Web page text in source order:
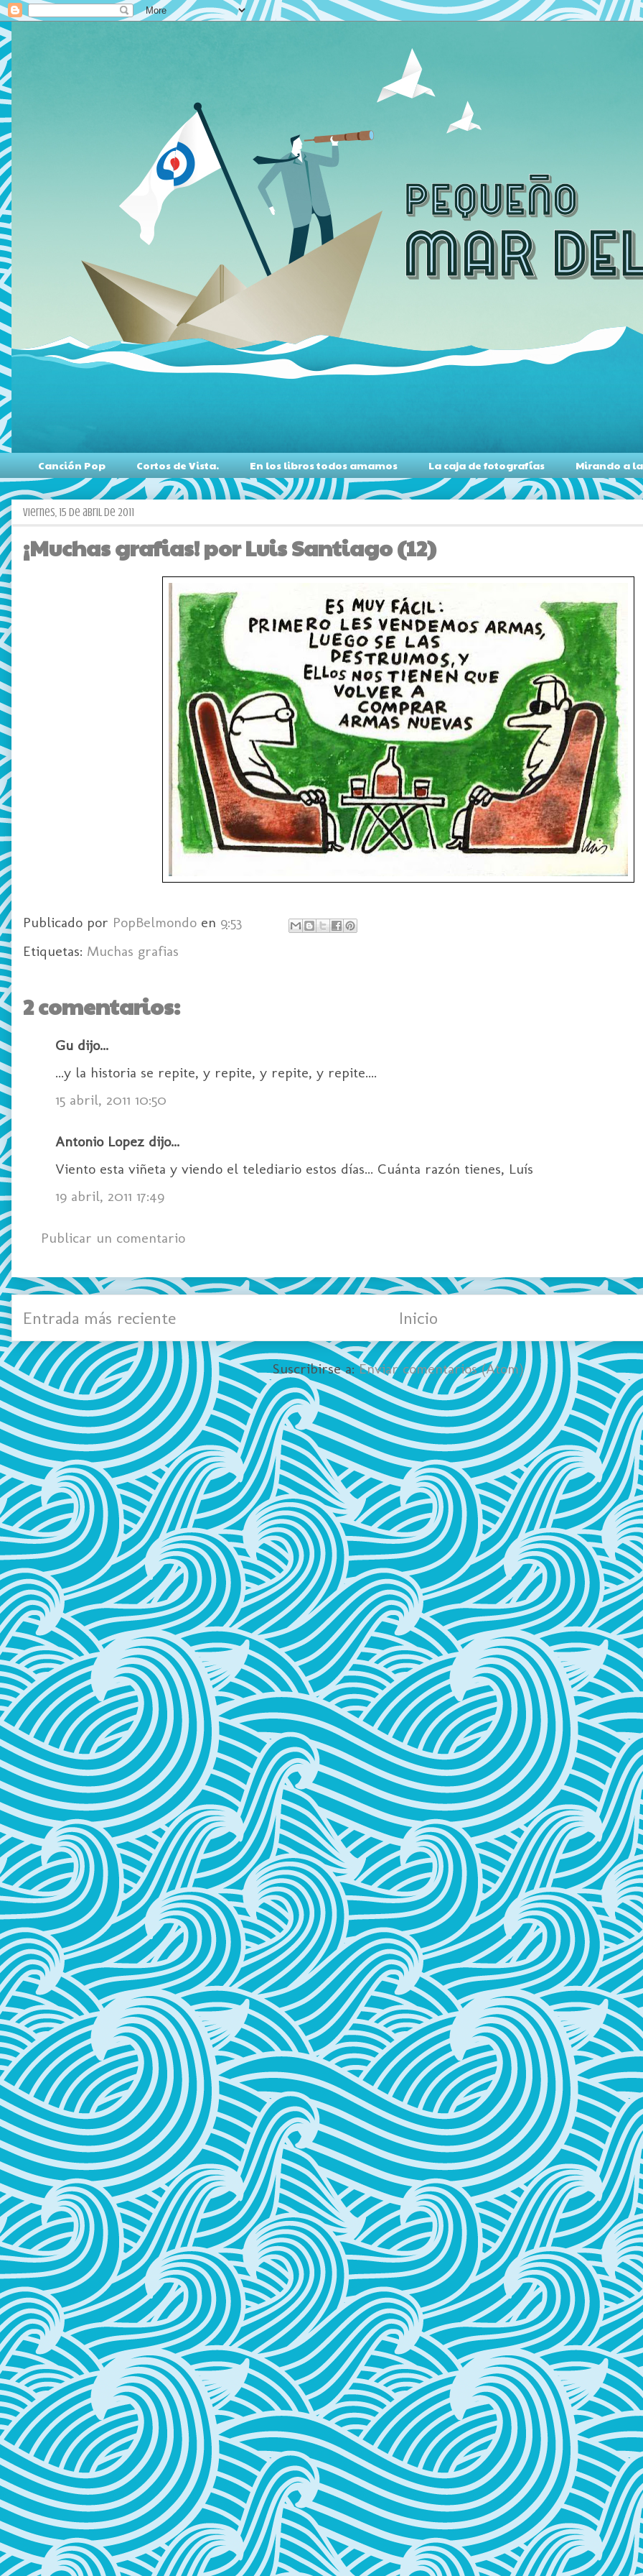
Canción Pop Cortos de Vista. En los libros todos amamos La caja de fotografías Mirando a
viernes, 15 de abril de 2011
¡Muchas grafias! por Luis Santiago (12)
Publicado por PopBelmondo en 9:53
Etiquetas: Muchas grafias
2 comentarios:
Gu dijo...
...y la historia se repite, y repite, y repite, y repite....
15 abril, 2011 10:50
Antonio Lopez dijo...
Viento esta viñeta y viendo el telediario estos días... Cuánta razón tienes, Luís
19 abril, 2011 17:49
Publicar un comentario
Entrada más reciente Inicio
Suscribirse a:Enviar comentarios (Atom)